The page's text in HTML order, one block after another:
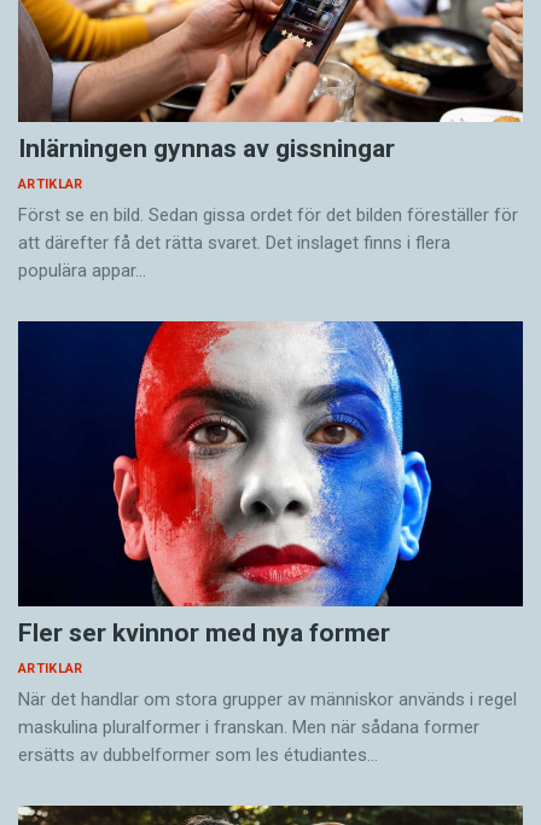
Inlärningen gynnas av gissningar
ARTIKLAR
Först se en bild. Sedan gissa ordet för det bilden föreställer för
att därefter få det rätta svaret. Det inslaget finns i flera
populära appar…
Fler ser kvinnor med nya former
ARTIKLAR
När det handlar om stora grupper av människor används i regel
maskulina pluralformer i franskan. Men när sådana ­former
ersätts av dubbel­former som les étudiantes…